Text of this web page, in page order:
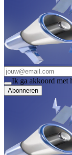
Ik ga akkoord met
Abonneren